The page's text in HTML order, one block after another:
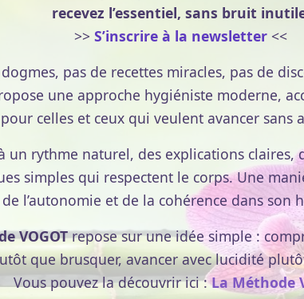
de menus
un déjeuner, un dîner et une collation,
à votre faim, maintenez l’eau et les
indicatifs pour soutenir le rythme circadien.
graines de chia, éclats d’amandes;
été — topping de fruits rouges en
en collation 10h.
recevez l’essentiel, sans bruit
>> S’inscrire à la newsletter <<
pas de recettes miracles, pas de
une approche hygiéniste moderne,
pour celles et ceux qui veulent avancer sans
un rythme naturel, des explications claires,
simples qui respectent le corps. Une
de l’autonomie et de la cohérence dans son
VOGOTrepose sur une idée simple :
que brusquer, avancer avec lucidité
Vous pouvez la découvrir ici :La Méthode